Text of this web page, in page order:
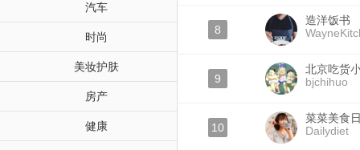
汽车
时尚
美妆护肤
房产
健康
8
造洋饭书
9
北京吃货
bjchihuo
10
菜菜美食
Dailydiet